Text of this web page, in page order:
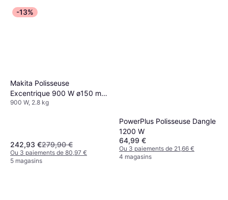
-13%
Makita Polisseuse
Excentrique 900 W ø150 mm
PO6000C
900 W, 2.8 kg
242,93 €279,90 €
Ou 3 paiements de 80,97 €
5 magasins
PowerPlus Polisseuse Dangle
1200 W
64,99 €
Ou 3 paiements de 21,66 €
4 magasins